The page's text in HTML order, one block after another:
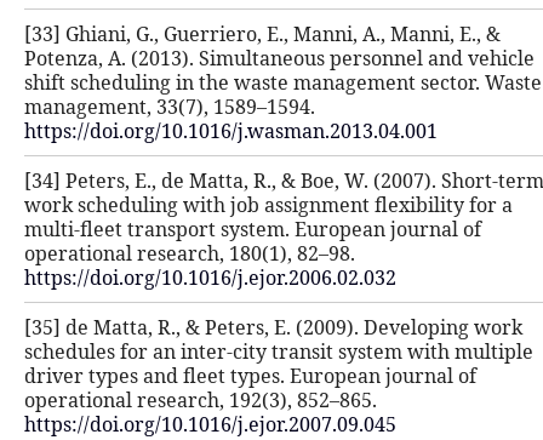
[33] Ghiani, G., Guerriero, E.,
Potenza, A. (2013). Simultaneous
shift scheduling in the waste
management, 33(7), 1589–1594.
https://doi.org/10.1016/
[34] Peters, E., de Matta, R., & Boe,
work scheduling with job
multi-fleet transport system.
operational research, 180(1), 82–98.
https://doi.org/10.1016/
[35] de Matta, R., & Peters, E.
schedules for an inter-city transit
driver types and fleet types.
operational research, 192(3),
https://doi.org/10.1016/